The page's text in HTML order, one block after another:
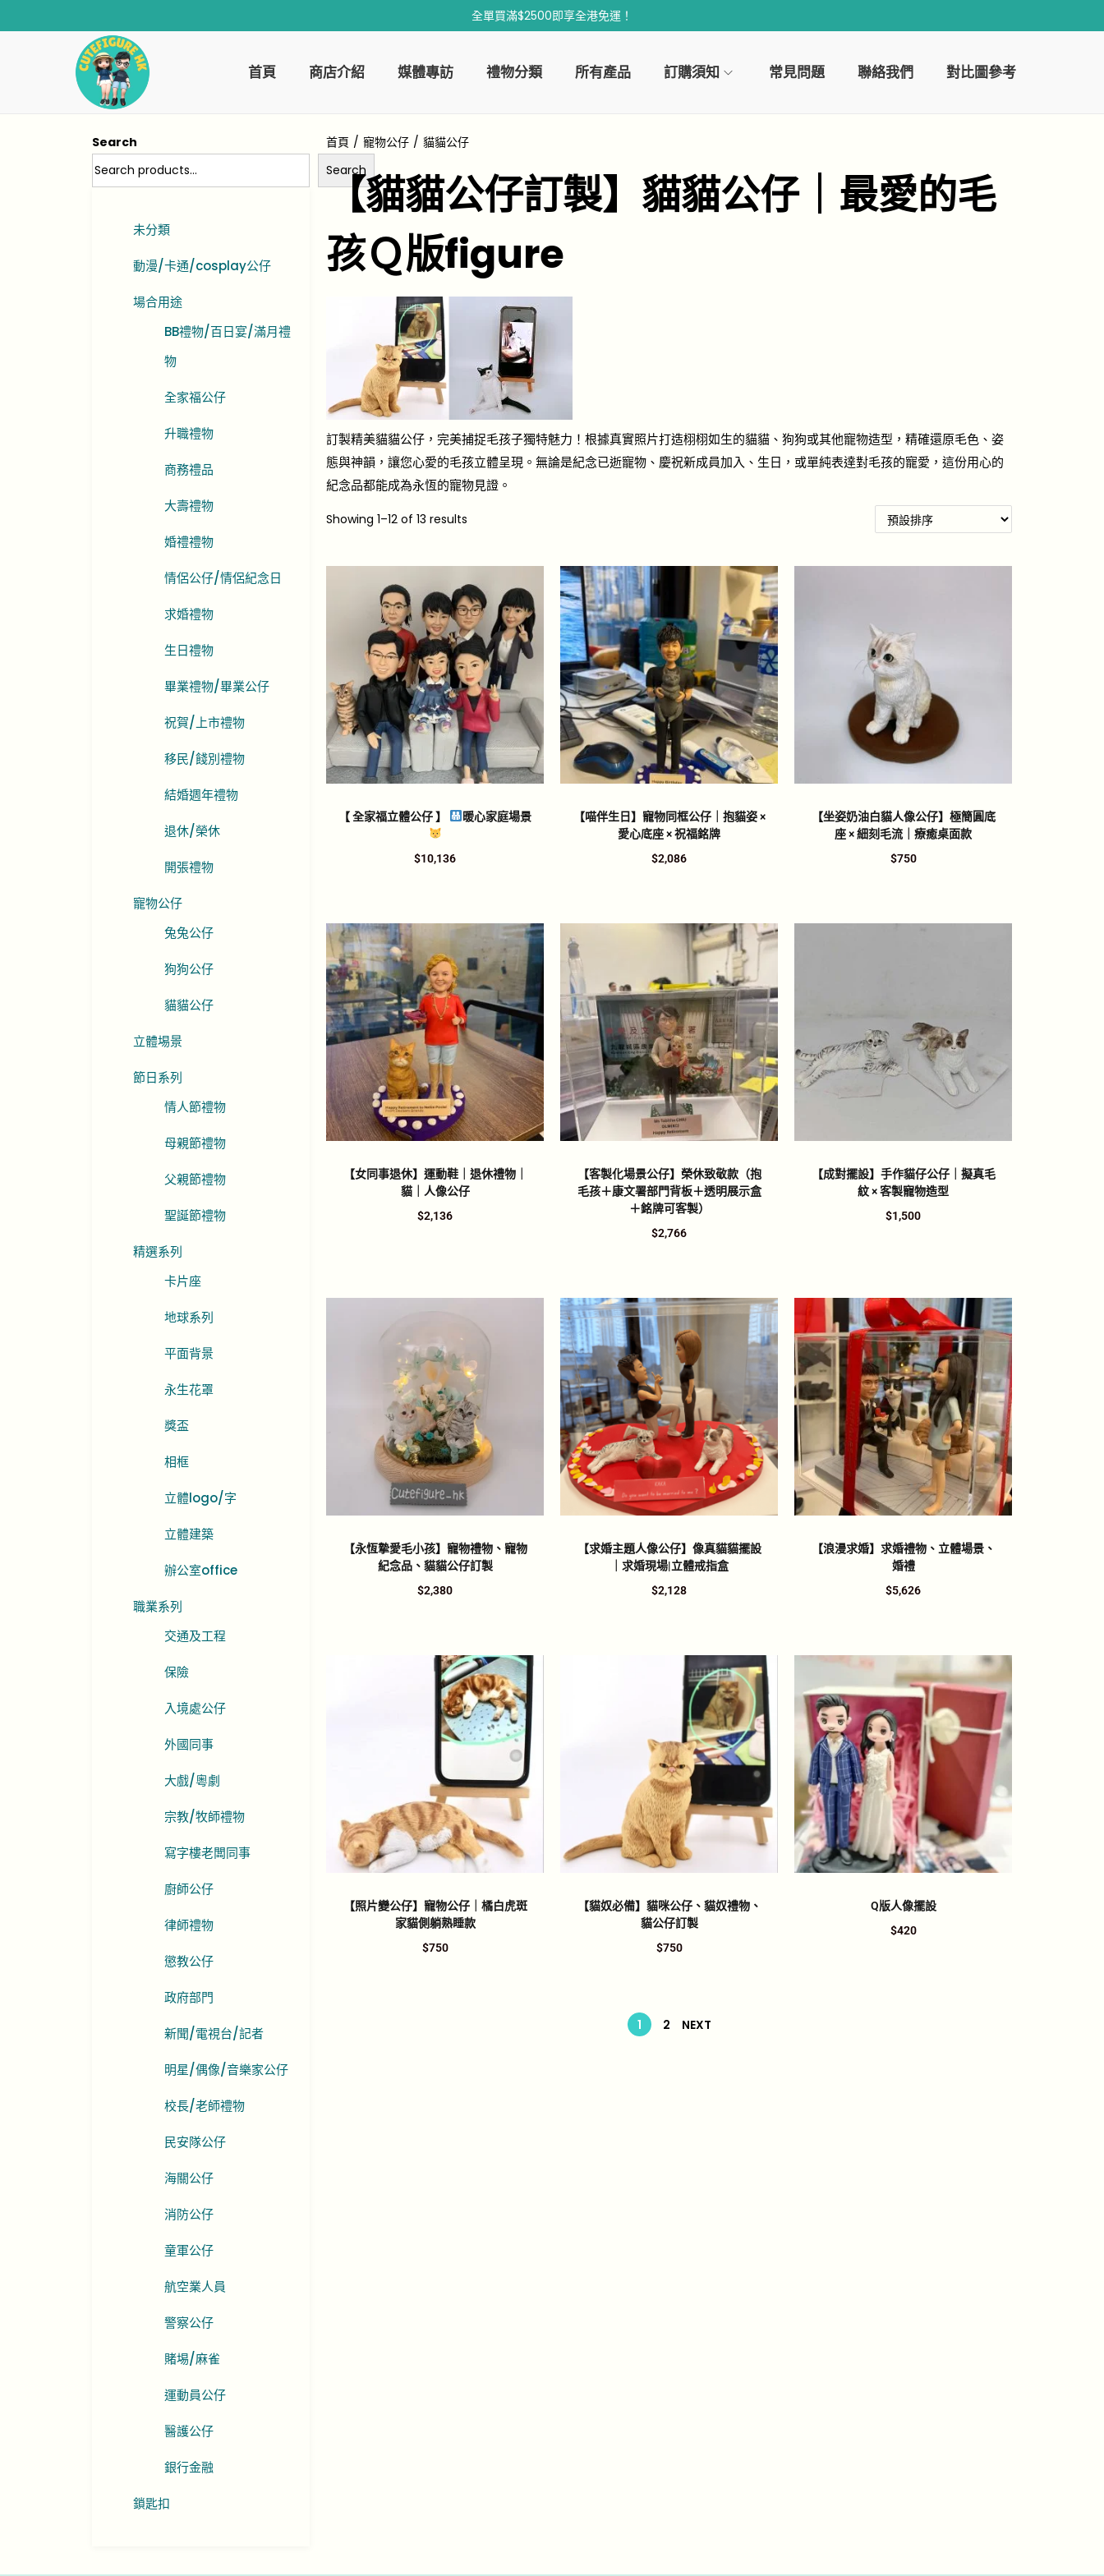
全單買滿$2500即享全港免運！
首頁 商店介紹 媒體專訪 禮物分類 所有產品 訂購須知 常見問題 聯絡我們 對比圖參考
Search
Search
未分類
動漫/卡通/cosplay公仔
場合用途
BB禮物/百日宴/滿月禮
物
全家福公仔
升職禮物
商務禮品
大壽禮物
婚禮禮物
情侶公仔/情侶紀念日
求婚禮物
生日禮物
畢業禮物/畢業公仔
祝賀/上市禮物
移民/餞別禮物
結婚週年禮物
退休/榮休
開張禮物
寵物公仔
兔兔公仔
狗狗公仔
貓貓公仔
立體埸景
節日系列
情人節禮物
母親節禮物
父親節禮物
聖誕節禮物
精選系列
卡片座
地球系列
平面背景
永生花罩
獎盃
相框
立體logo/字
立體建築
辦公室office
職業系列
交通及工程
保險
入境處公仔
外國同事
大戲/粵劇
宗教/牧師禮物
寫字樓老闆同事
廚師公仔
律師禮物
懲教公仔
政府部門
新聞/電視台/記者
明星/偶像/音樂家公仔
校長/老師禮物
民安隊公仔
海關公仔
消防公仔
童軍公仔
航空業人員
警察公仔
賭埸/麻雀
運動員公仔
醫護公仔
銀行金融
鎖匙扣
首頁 / 寵物公仔 / 貓貓公仔
【貓貓公仔訂製】貓貓公仔｜最愛的毛
孩Ｑ版figure
訂製精美貓貓公仔，完美捕捉毛孩子獨特魅力！根據真實照片打造栩栩如生的貓貓、狗狗或其他寵物造型，精確還原毛色、姿
態與神韻，讓您心愛的毛孩立體呈現。無論是紀念已逝寵物、慶祝新成員加入、生日，或單純表達對毛孩的寵愛，這份用心的
紀念品都能成為永恆的寵物見證。
Showing 1–12 of 13 results
【 全家福立體公仔 】 暖心家庭場景
$10,136
【喵伴生日】寵物同框公仔｜抱貓姿 ×
愛心底座 × 祝福銘牌
$2,086
【坐姿奶油白貓人像公仔】極簡圓底
座 × 細刻毛流｜療癒桌面款
$750
【女同事退休】運動鞋｜退休禮物｜
貓｜人像公仔
$2,136
【客製化場景公仔】榮休致敬款（抱
毛孩＋康文署部門背板＋透明展示盒
＋銘牌可客製）
$2,766
【成對擺設】手作貓仔公仔｜擬真毛
紋 × 客製寵物造型
$1,500
【永恆摯愛毛小孩】寵物禮物、寵物
紀念品、貓貓公仔訂製
$2,380
【求婚主題人像公仔】像真貓貓擺設
｜求婚現場|立體戒指盒
$2,128
【浪漫求婚】求婚禮物、立體場景、
婚禮
$5,626
【照片變公仔】寵物公仔｜橘白虎斑
家貓側躺熟睡款
$750
【貓奴必備】貓咪公仔、貓奴禮物、
貓公仔訂製
$750
Q版人像擺設
$420
1 2 NEXT